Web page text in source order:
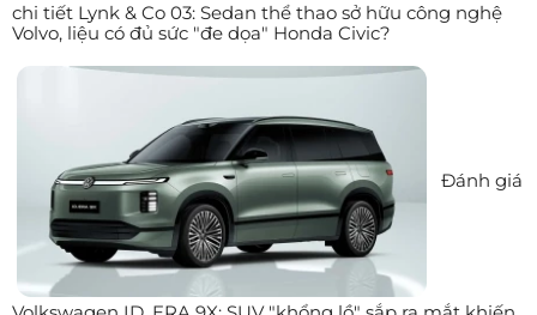
chi tiết Lynk & Co 03: Sedan thể thao sở hữu công nghệ
Volvo, liệu có đủ sức "đe dọa" Honda Civic?
Đánh giá